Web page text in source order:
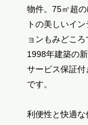
物件。75㎡超
トの美しいイ
ョンもみどころ
1998年建築の
サービス保証
です。
利便性と快適な